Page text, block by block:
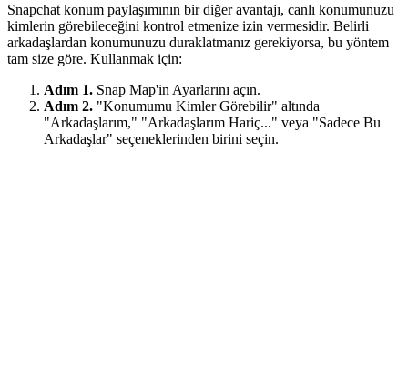
Snapchat konum paylaşımının bir diğer avantajı, canlı konumunuzu
kimlerin görebileceğini kontrol etmenize izin vermesidir. Belirli
arkadaşlardan konumunuzu duraklatmanız gerekiyorsa, bu yöntem
tam size göre. Kullanmak için:
Adım 1. Snap Map'in Ayarlarını açın.
Adım 2. "Konumumu Kimler Görebilir" altında
"Arkadaşlarım," "Arkadaşlarım Hariç..." veya "Sadece Bu
Arkadaşlar" seçeneklerinden birini seçin.